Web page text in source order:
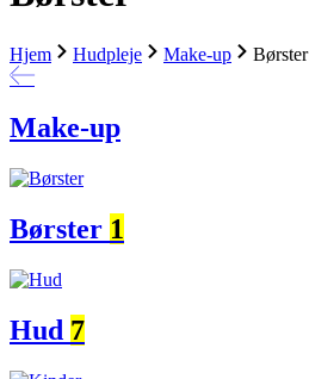
Hjem Hudpleje Make-up Børster
Make-up
Børster 1
Hud 7